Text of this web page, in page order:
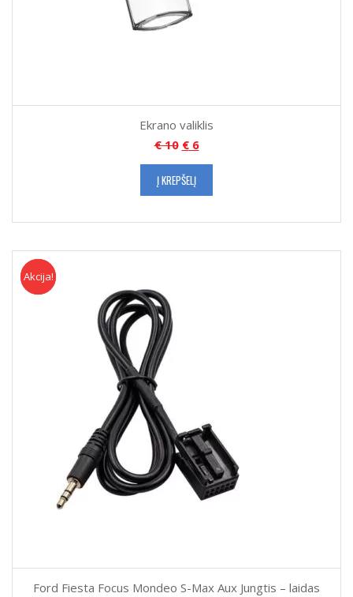
Ekrano valiklis
€10 €6
Į KREPŠELĮ
Akcija
Akcija!
Ford Fiesta Focus Mondeo S-Max Aux Jungtis – laidas